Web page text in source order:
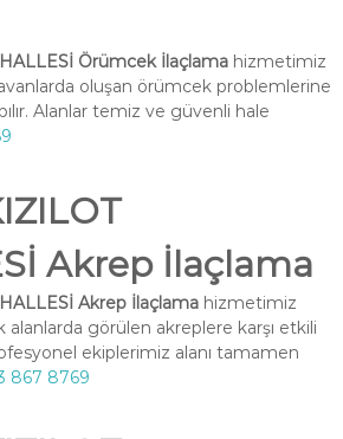
Örümcek İlaçlamahizmetimiz
oluşan örümcek problemlerine
Alanlar temiz ve güvenli hale
Akrep İlaçlama
Akrep İlaçlamahizmetimiz
alanlarda görülen akreplere karşı etkili
ekiplerimiz alanı tamamen
867 8769